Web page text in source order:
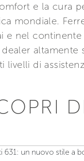
e la cura
mondiale.
e nel
livelli di